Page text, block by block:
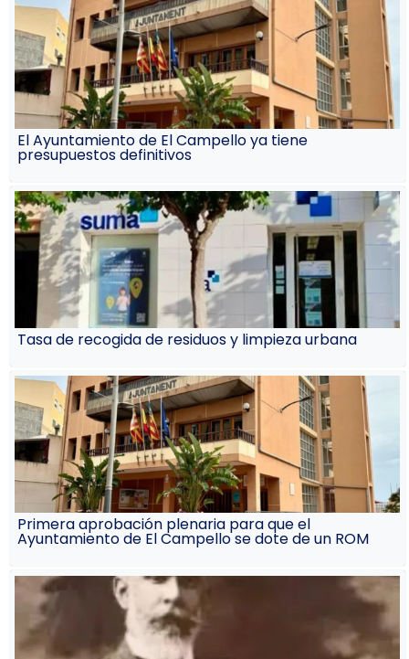
El Ayuntamiento de El Campello ya tiene
presupuestos definitivos
Tasa de recogida de residuos y limpieza urbana
Primera aprobación plenaria para que el
Ayuntamiento de El Campello se dote de un ROM